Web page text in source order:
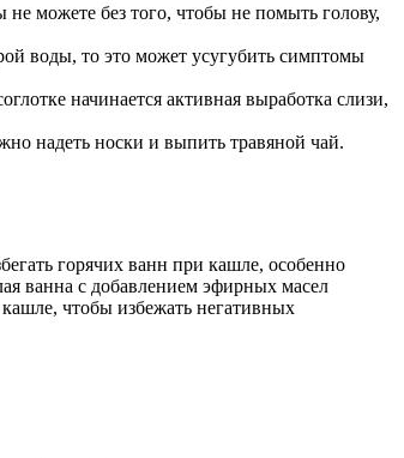
можете без того, чтобы не помыть голову,
воды, то это может усугубить симптомы
начинается активная выработка слизи,
надеть носки и выпить травяной чай.
горячих ванн при кашле, особенно
ванна с добавлением эфирных масел
чтобы избежать негативных